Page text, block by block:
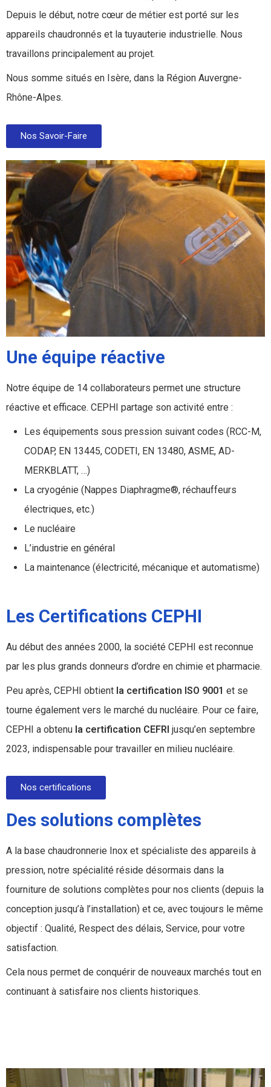
Depuis le début, notre cœur de métier est porté sur les
appareils chaudronnés et la tuyauterie industrielle. Nous
travaillons principalement au projet.
Nous somme situés en Isère, dans la Région Auvergne-
Rhône-Alpes.
Nos Savoir-Faire
Une équipe réactive
Notre équipe de 14 collaborateurs permet une structure
réactive et efficace. CEPHI partage son activité entre :
Les équipements sous pression suivant codes (RCC-M,
CODAP, EN 13445, CODETI, EN 13480, ASME, AD-
MERKBLATT, …)
La cryogénie (Nappes Diaphragme®, réchauffeurs
électriques, etc.)
Le nucléaire
L’industrie en général
La maintenance (électricité, mécanique et automatisme)
Les Certifications CEPHI
Au début des années 2000, la société CEPHI est reconnue
par les plus grands donneurs d’ordre en chimie et pharmacie.
Peu après, CEPHI obtient la certification ISO 9001 et se
tourne également vers le marché du nucléaire. Pour ce faire,
CEPHI a obtenu la certification CEFRI jusqu’en septembre
2023, indispensable pour travailler en milieu nucléaire.
Nos certifications
Des solutions complètes
A la base chaudronnerie Inox et spécialiste des appareils à
pression, notre spécialité réside désormais dans la
fourniture de solutions complètes pour nos clients (depuis la
conception jusqu’à l’installation) et ce, avec toujours le même
objectif : Qualité, Respect des délais, Service, pour votre
satisfaction.
Cela nous permet de conquérir de nouveaux marchés tout en
continuant à satisfaire nos clients historiques.